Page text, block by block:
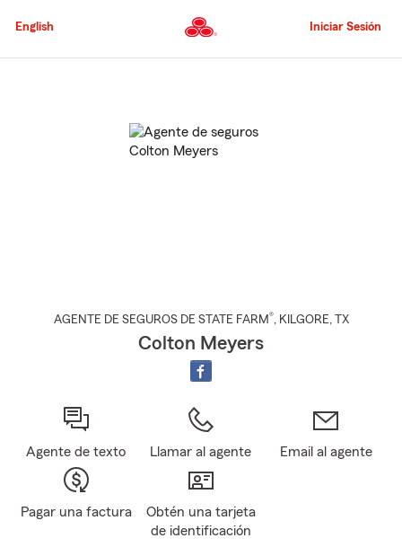
al
principal
English Iniciar Sesión
AGENTE DE SEGUROS DE STATE FARM®, KILGORE, TX
Colton Meyers
Agente de texto Llamar al agente Email al agente
Pagar una factura
Obtén una tarjeta
de identificación